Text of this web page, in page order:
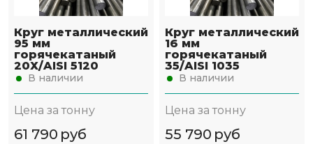
Круг металлический
95 мм
горячекатаный
20Х/AISI 5120
В наличии
Цена за тонну
61 790 руб
Круг металлический
16 мм
горячекатаный
35/AISI 1035
В наличии
Цена за тонну
55 790 руб